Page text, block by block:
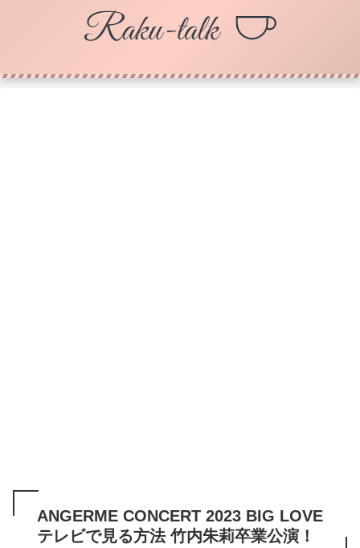
ANGERME CONCERT 2023 BIG LOVE
テレビで見る方法 竹内朱莉卒業公演！